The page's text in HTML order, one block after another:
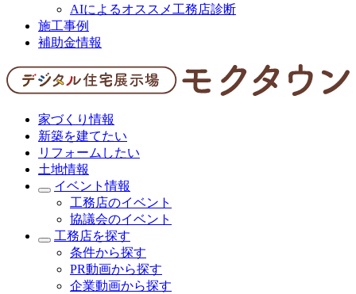
AIによるオススメ工務店診断
施工事例
補助金情報
家づくり情報
新築を建てたい
リフォームしたい
土地情報
イベント情報
工務店のイベント
協議会のイベント
工務店を探す
条件から探す
PR動画から探す
企業動画から探す